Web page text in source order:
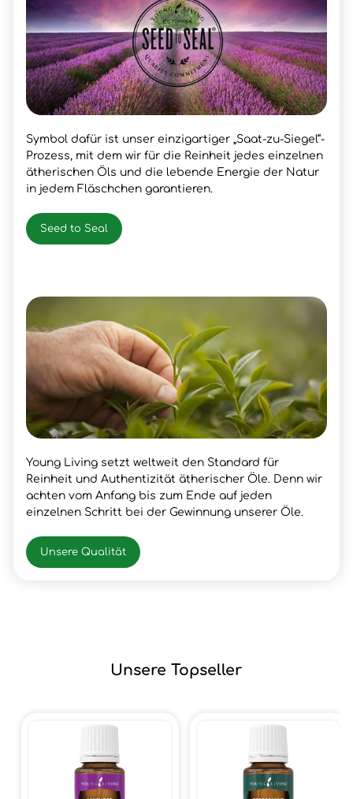
Symbol dafür ist unser einzigartiger „Saat-zu-Siegel“-
Prozess, mit dem wir für die Reinheit jedes einzelnen
ätherischen Öls und die lebende Energie der Natur
in jedem Fläschchen garantieren.
Seed to Seal
Young Living setzt weltweit den Standard für
Reinheit und Authentizität ätherischer Öle. Denn wir
achten vom Anfang bis zum Ende auf jeden
einzelnen Schritt bei der Gewinnung unserer Öle.
Unsere Qualität
Unsere Topseller